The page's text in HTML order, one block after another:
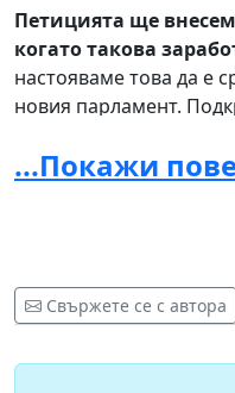
Петицията ще
когато такова
настояваме това да е
новия парламент.
хиляди хора с
лица и мерките за
...Покажи
Свържете се с автора